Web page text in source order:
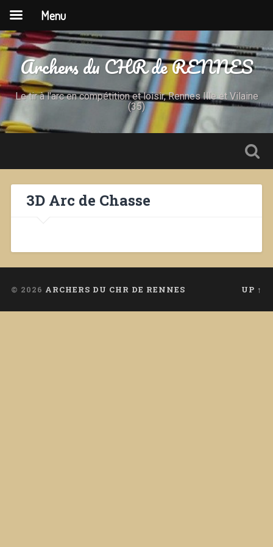
Archers du CHR de RENNES
Le tir à l'arc en compétition et loisir, Rennes Ille et Vilaine
(35)
3D Arc de Chasse
© 2026 ARCHERS DU CHR DE RENNES UP ↑
Menu